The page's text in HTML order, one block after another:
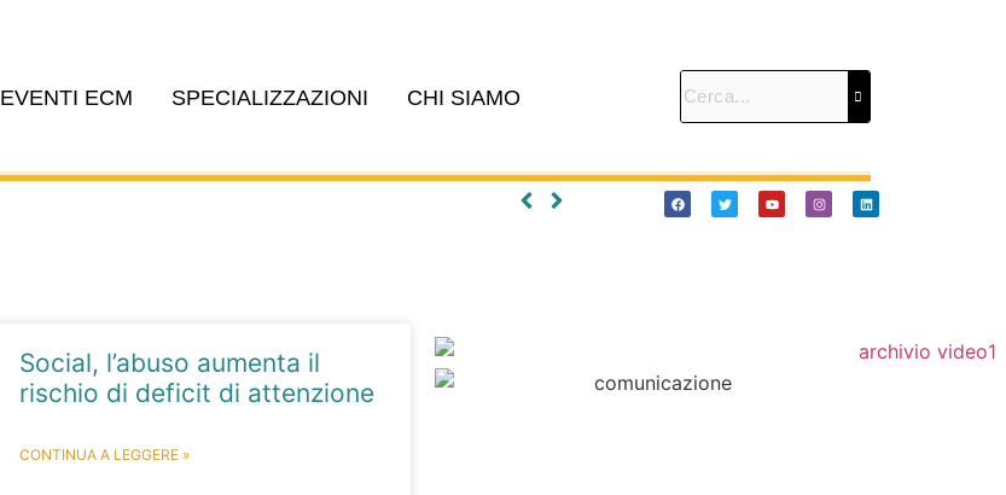
EVENTI ECM SPECIALIZZAZIONI
CHI SIAMO
Social, l’abuso aumenta il
rischio di deficit di attenzione
CONTINUA A LEGGERE »